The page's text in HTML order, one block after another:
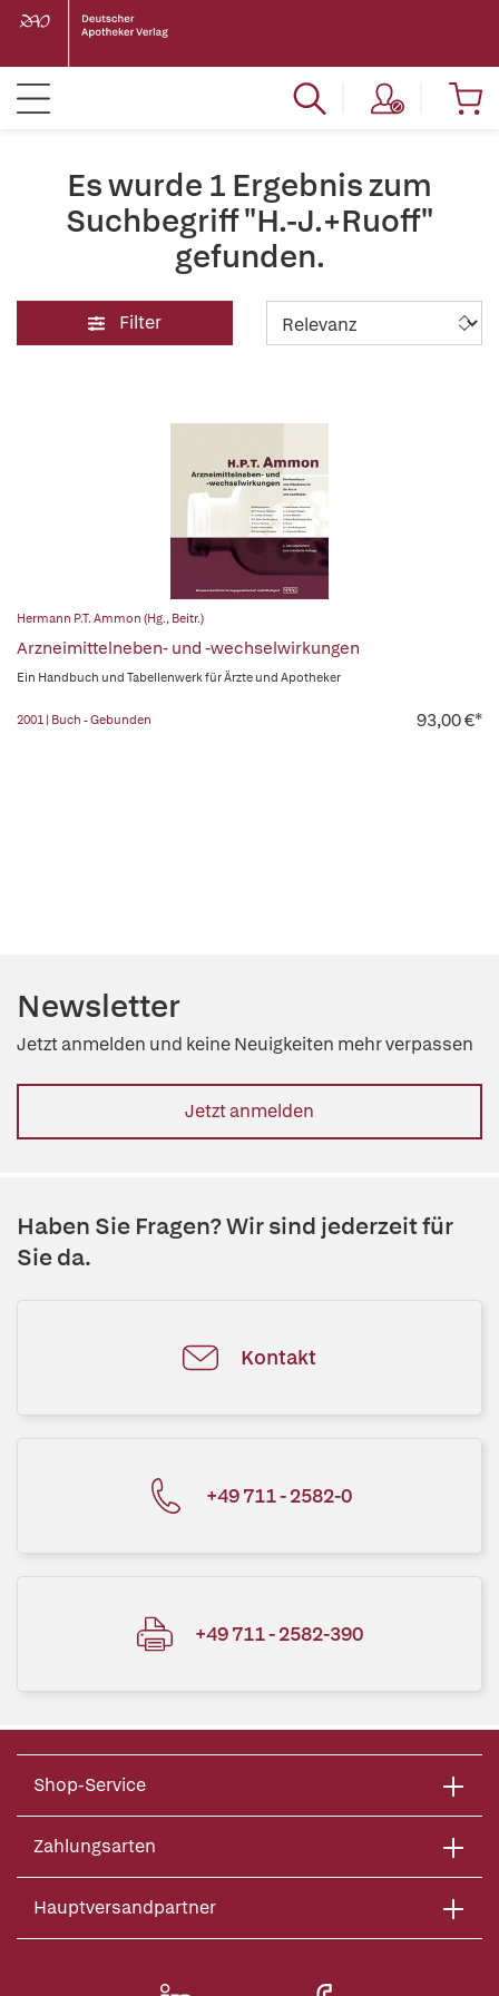
Es wurde 1 Ergebnis zum
Suchbegriff "H.-J.+Ruoff"
gefunden.
Filter
Hermann P.T. Ammon (Hg., Beitr.)
Arzneimittelneben- und -wechselwirkungen
Ein Handbuch und Tabellenwerk für Ärzte und Apotheker
2001 | Buch - Gebunden 93,00 €*
Newsletter
Jetzt anmelden und keine Neuigkeiten mehr verpassen
Jetzt anmelden
Haben Sie Fragen? Wir sind jederzeit für
Sie da.
Kontakt
+49 711 - 2582-0
+49 711 - 2582-390
Shop-Service
Zahlungsarten
Hauptversandpartner